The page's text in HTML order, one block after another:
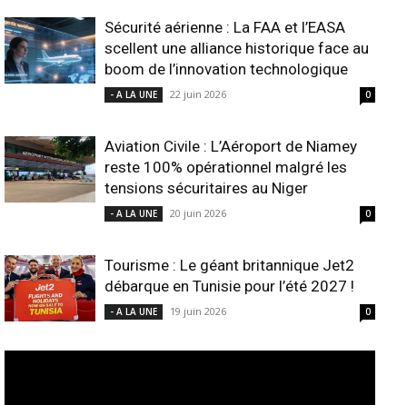
Sécurité aérienne : La FAA et l’EASA
scellent une alliance historique face au
boom de l’innovation technologique
- A LA UNE 22 juin 2026 0
Aviation Civile : L’Aéroport de Niamey
reste 100% opérationnel malgré les
tensions sécuritaires au Niger
- A LA UNE 20 juin 2026 0
Tourisme : Le géant britannique Jet2
débarque en Tunisie pour l’été 2027 !
- A LA UNE 19 juin 2026 0